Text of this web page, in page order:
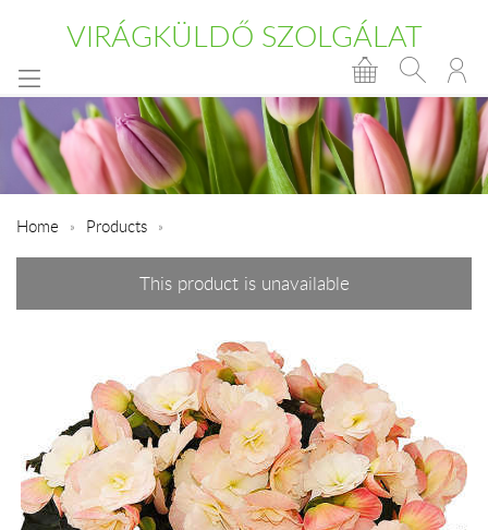
VIRÁGKÜLDŐ SZOLGÁLAT
Home Products
This product is unavailable